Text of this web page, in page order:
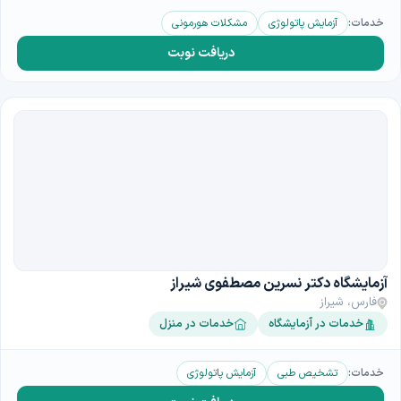
خدمات: آزمایش پاتولوژی مشکلات هورمونی
دریافت نوبت
آزمایشگاه دکتر نسرین مصطفوی شیراز
فارس، شیراز
خدمات در آزمایشگاه خدمات در منزل
خدمات: تشخیص طبی آزمایش پاتولوژی